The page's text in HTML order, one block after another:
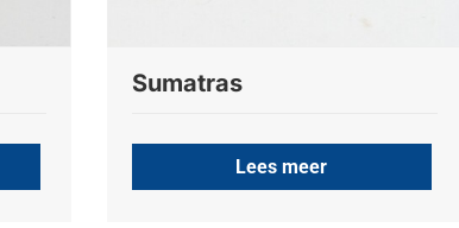
Sumatras
Lees meer